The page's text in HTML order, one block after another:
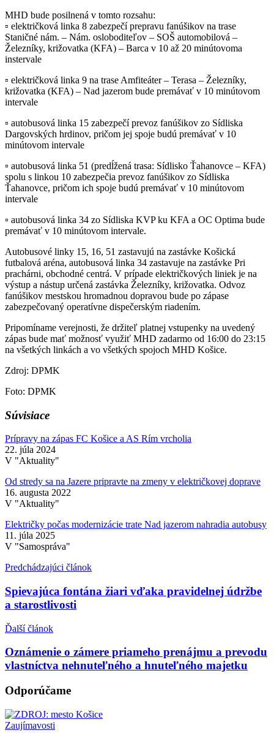
MHD bude posilnená v tomto rozsahu:
▫️ električková linka 8 zabezpečí prepravu fanúšikov na trase
Staničné nám. – Nám. osloboditeľov – SOŠ automobilová –
Železníky, križovatka (KFA) – Barca v 10 až 20 minútovoma
instervale
▫️ električková linka 9 na trase Amfiteáter – Terasa – Železníky,
križovatka (KFA) – Nad jazerom bude premávať v 10 minútovom
intervale
▫️ autobusová linka 15 zabezpečí prevoz fanúšikov zo Sídliska
Dargovských hrdinov, pričom jej spoje budú premávať v 10
minútovom intervale
▫️ autobusová linka 51 (predĺžená trasa: Sídlisko Ťahanovce – KFA)
spolu s linkou 10 zabezpečia prevoz fanúšikov zo Sídliska
Ťahanovce, pričom ich spoje budú premávať v 10 minútovom
intervale
▫️ autobusová linka 34 zo Sídliska KVP ku KFA a OC Optima bude
premávať v 10 minútovom intervale.
Autobusové linky 15, 16, 51 zastavujú na zastávke Košická
futbalová aréna, autobusová linka 34 zastavuje na zastávke Pri
prachárni, obchodné centrá. V prípade električkových liniek je na
výstup a nástup určená zastávka Železníky, križovatka. Odvoz
fanúšikov mestskou hromadnou dopravou bude po zápase
zabezpečovaný operatívne dispečerským riadením.
Pripomíname verejnosti, že držiteľ platnej vstupenky na uvedený
zápas bude mať možnosť využiť MHD zadarmo od 16:00 do 23:15
na všetkých linkách a vo všetkých spojoch MHD Košice.
Zdroj: DPMK
Foto: DPMK
Súvisiace
Prípravy na zápas FC Košice a AS Rím vrcholia
22. júla 2024
V "Aktuality"
Od stredy sa na Jazere pripravte na zmeny v električkovej doprave
16. augusta 2022
V "Aktuality"
Električky počas modernizácie trate Nad jazerom nahradia autobusy
11. júla 2025
V "Samospráva"
Predchádzajúci článok
Spievajúca fontána žiari vďaka pravidelnej údržbe
a starostlivosti
Ďalší článok
Oznámenie o zámere priameho prenájmu a prevodu
vlastníctva nehnuteľného a hnuteľného majetku
Odporúčame
Zaujímavosti